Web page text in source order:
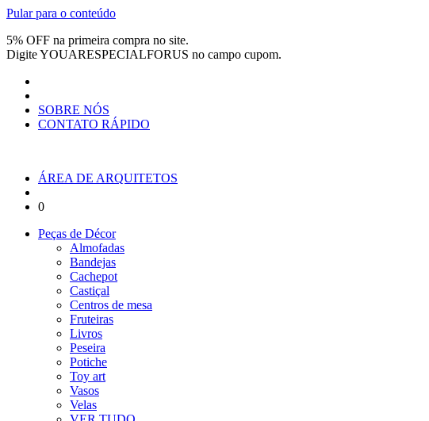
Pular para o conteúdo
5% OFF na primeira compra no site.
DigiteYOUARESPECIALFORUS no campo cupom.
SOBRE NÓS
CONTATO RÁPIDO
ÁREA DE ARQUITETOS
0
Peças de Décor
Almofadas
Bandejas
Cachepot
Castiçal
Centros de mesa
Fruteiras
Livros
Peseira
Potiche
Toy art
Vasos
Velas